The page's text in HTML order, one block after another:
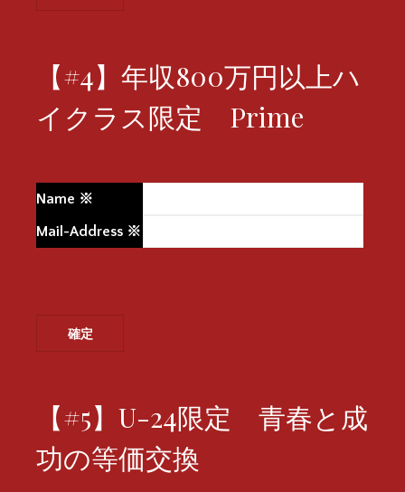
【#4】年収800万円以上ハ
イクラス限定 Prime
Name ※
Mail-Address ※
【#5】U-24限定 青春と成
功の等価交換